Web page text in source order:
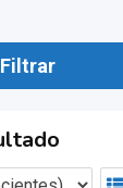
Filtrar